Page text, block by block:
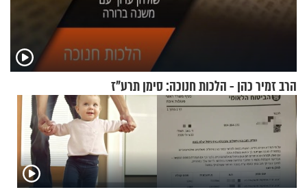
הרב זמיר כהן - הלכות חנוכה: סימן תרע"ז